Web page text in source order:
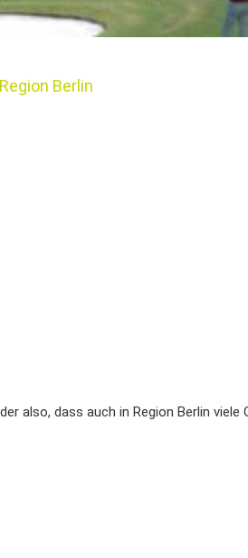
Berlin
also, dass auch in Region Berlin viele